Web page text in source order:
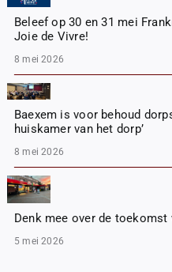
Beleef op 30 en 31 mei
Joie de Vivre!
8 mei 2026
Baexem is voor behoud
huiskamer van het dorp’
8 mei 2026
Denk mee over de toekomst
5 mei 2026